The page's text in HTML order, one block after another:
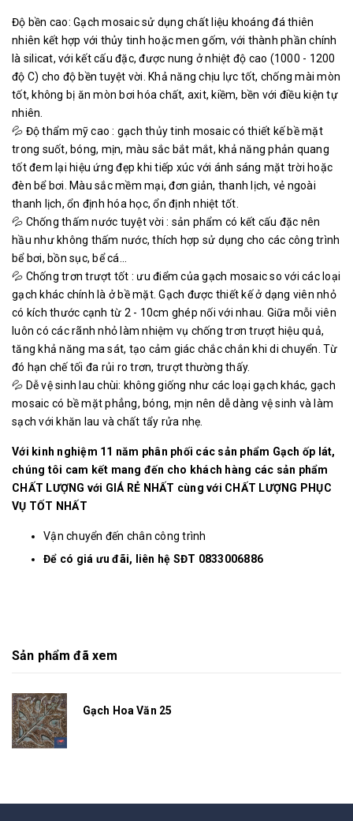
Độ bền cao: Gạch mosaic sử dụng chất liệu khoáng đá thiên
nhiên kết hợp với thủy tinh hoặc men gốm, với thành phần chính
là silicat, với kết cấu đặc, được nung ở nhiệt độ cao (1000 - 1200
độ C) cho độ bền tuyệt vời. Khả năng chịu lực tốt, chống mài mòn
tốt, không bị ăn mòn bơi hóa chất, axit, kiềm, bền với điều kiện tự
nhiên.
💦 Độ thẩm mỹ cao : gạch thủy tinh mosaic có thiết kế bề mặt
trong suốt, bóng, mịn, màu sắc bắt mắt, khả năng phản quang
tốt đem lại hiệu ứng đẹp khi tiếp xúc với ánh sáng mặt trời hoặc
đèn bể bơi. Màu sắc mềm mại, đơn giản, thanh lịch, vẻ ngoài
thanh lịch, ổn định hóa học, ổn định nhiệt tốt.
💦 Chống thấm nước tuyệt vời : sản phẩm có kết cấu đặc nên
hầu như không thấm nước, thích hợp sử dụng cho các công trình
bể bơi, bồn sục, bể cá...
💦 Chống trơn trượt tốt : ưu điểm của gạch mosaic so với các loại
gạch khác chính là ở bề mặt. Gạch được thiết kế ở dạng viên nhỏ
có kích thước cạnh từ 2 - 10cm ghép nối với nhau. Giữa mỗi viên
luôn có các rãnh nhỏ làm nhiệm vụ chống trơn trượt hiệu quả,
tăng khả năng ma sát, tạo cảm giác chắc chắn khi di chuyển. Từ
đó hạn chế tối đa rủi ro trơn, trượt thường thấy.
💦 Dễ vệ sinh lau chùi: không giống như các loại gạch khác, gạch
mosaic có bề mặt phẳng, bóng, mịn nên dễ dàng vệ sinh và làm
sạch với khăn lau và chất tẩy rửa nhẹ.
Với kinh nghiệm 11 năm phân phối các sản phẩm Gạch ốp lát,
chúng tôi cam kết mang đến cho khách hàng các sản phẩm
CHẤT LƯỢNG với GIÁ RẺ NHẤT cùng với CHẤT LƯỢNG PHỤC
VỤ TỐT NHẤT
Vận chuyển đến chân công trình
Để có giá ưu đãi, liên hệ SĐT 0833006886
Sản phẩm đã xem
Gạch Hoa Văn 25